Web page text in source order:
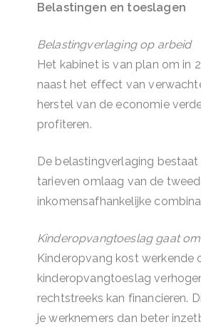
Belastingen en toeslagen
Belastingverlaging op arbeid
Het kabinet is van plan om in
naast het effect van
herstel van de economie
profiteren.
De belastingverlaging
tarieven omlaag van de
inkomensafhankelijke
Kinderopvangtoeslag gaat
Kinderopvang kost werkende
kinderopvangtoeslag
rechtstreeks kan financieren.
je werknemers dan beter